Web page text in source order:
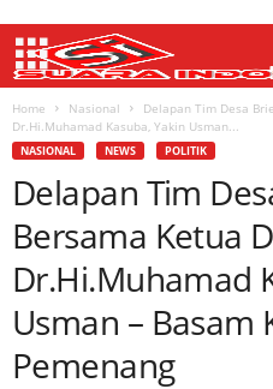
Home Nasional
Delapan Tim Desa
Dr.Hi.Muhamad Kasuba, Yakin Usman...
NASIONAL NEWS POLITIK
Delapan Tim
Bersama Ketua
Dr.Hi.Muhamad
Usman – Basam
Pemenang